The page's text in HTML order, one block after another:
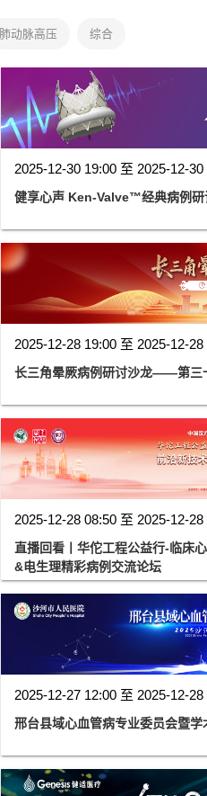
肺动脉高压 综合
2025-12-30 19:00 至 2025-12-30
健享心声 Ken-Valve™经典病例研
2025-12-28 19:00 至 2025-12-28
长三角晕厥病例研讨沙龙——第三
2025-12-28 08:50 至 2025-12-28
直播回看丨华佗工程公益行-临床
&电生理精彩病例交流论坛
2025-12-27 12:00 至 2025-12-28
邢台县域心血管病专业委员会暨